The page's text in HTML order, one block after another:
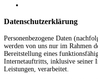
Datenschutzerklärung
Personenbezogene Daten
werden von uns nur im Rahmen
Bereitstellung eines
Internetauftritts, inklusive seiner
Leistungen, verarbeitet.